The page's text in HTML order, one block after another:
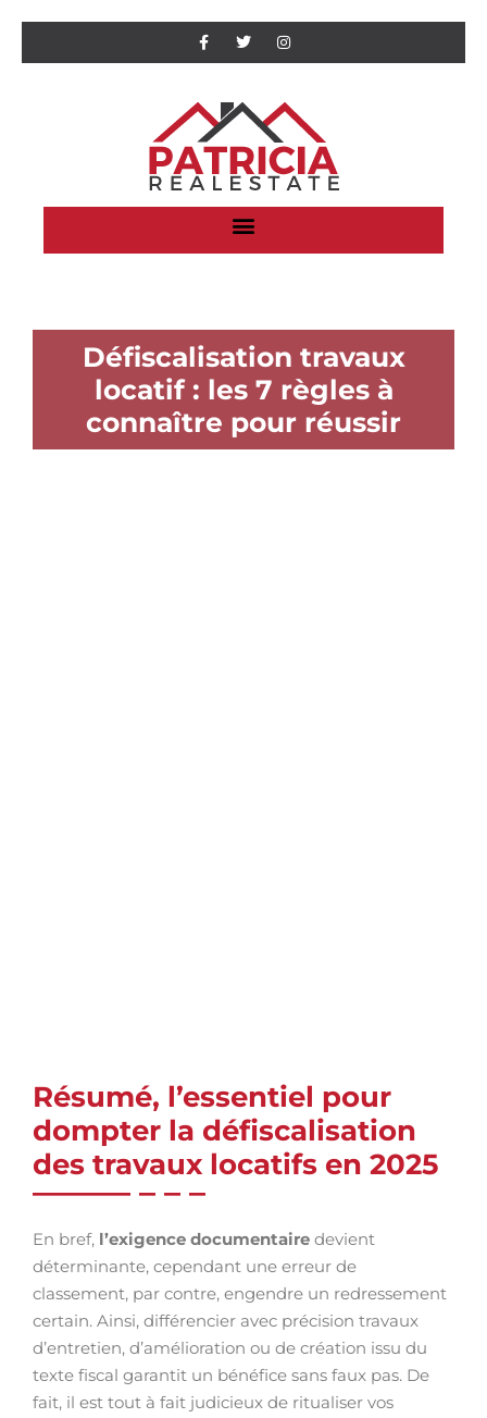
Défiscalisation travaux
locatif : les 7 règles à
connaître pour réussir
Résumé, l’essentiel pour
dompter la défiscalisation
des travaux locatifs en 2025
En bref, l’exigence documentaire devient
déterminante, cependant une erreur de
classement, par contre, engendre un redressement
certain. Ainsi, différencier avec précision travaux
d’entretien, d’amélioration ou de création issu du
texte fiscal garantit un bénéfice sans faux pas. De
fait, il est tout à fait judicieux de ritualiser vos